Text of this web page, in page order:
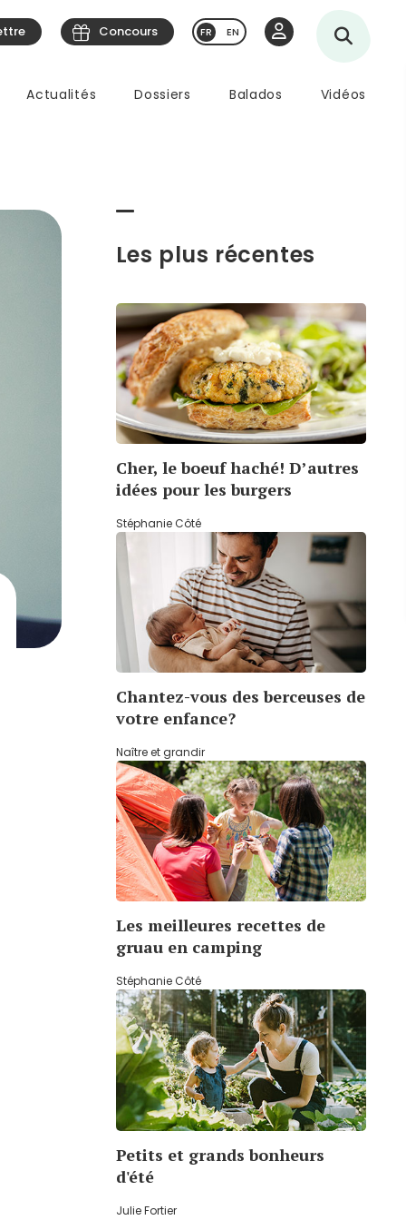
Actualités Dossiers Balados Vidéos
Concours EN
Les plus récentes
Cher, le boeuf haché! D’autres
idées pour les burgers
Stéphanie Côté
Chantez-vous des berceuses de
votre enfance?
Naître et grandir
Les meilleures recettes de
gruau en camping
Stéphanie Côté
Petits et grands bonheurs
d'été
Julie Fortier